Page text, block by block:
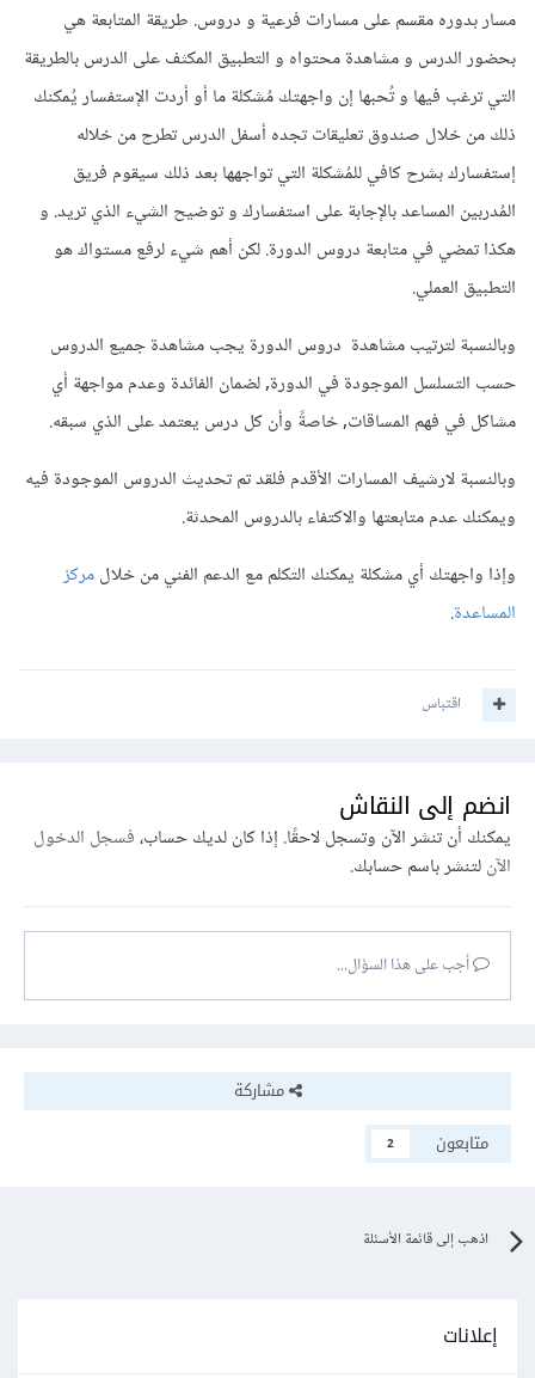
مسار بدوره مقسم على مسارات فرعية و دروس. طريقة المتابعة هي
بحضور الدرس و مشاهدة محتواه و التطبيق المكثف على الدرس بالطريقة
التي ترغب فيها و تُحبها إن واجهتك مُشكلة ما أو أردت الإستفسار يُمكنك
ذلك من خلال صندوق تعليقات تجده أسفل الدرس تطرح من خلاله
إستفسارك بشرح كافي للمُشكلة التي تواجهها بعد ذلك سيقوم فريق
المُدربين المساعد بالإجابة على استفسارك و توضيح الشيء الذي تريد. و
هكذا تمضي في متابعة دروس الدورة. لكن أهم شيء لرفع مستواك هو
التطبيق العملي.
وبالنسبة لترتيب مشاهدة دروس الدورة يجب مشاهدة جميع الدروس
حسب التسلسل الموجودة في الدورة, لضمان الفائدة وعدم مواجهة أي
مشاكل في فهم المساقات, خاصةً وأن كل درس يعتمد على الذي سبقه.
وبالنسبة لارشيف المسارات الأقدم فلقد تم تحديث الدروس الموجودة فيه
ويمكنك عدم متابعتها والاكتفاء بالدروس المحدثة.
وإذا واجهتك أي مشكلة يمكنك التكلم مع الدعم الفني من خلالمركز
المساعدة.
اقتباس
انضم إلى النقاش
يمكنك أن تنشر الآن وتسجل لاحقًا. إذا كان لديك حساب،فسجل الدخول
الآنلتنشر باسم حسابك.
أجب على هذا السؤال...
مشاركة
متابعون
2
اذهب إلى قائمة الأسئلة
إعلانات